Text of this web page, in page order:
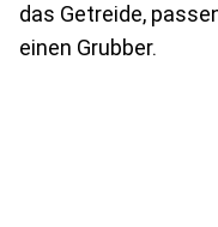
das Getreide,
einen Grubber.